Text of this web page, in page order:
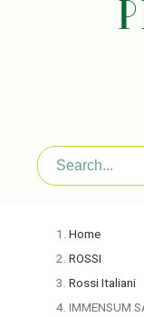
Home
ROSSI
Rossi Italiani
IMMENSUM